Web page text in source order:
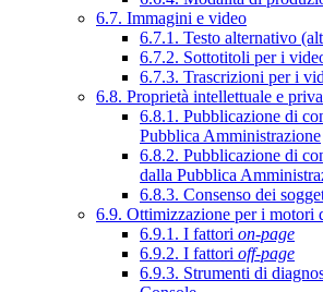
6.7. Immagini e video
6.7.1. Testo alternativo
6.7.2. Sottotitoli per i
6.7.3. Trascrizioni per i
6.8. Proprietà intellettuale e
6.8.1. Pubblicazione di
Pubblica Amministrazione
6.8.2. Pubblicazione di
dalla Pubblica
6.8.3. Consenso dei
6.9. Ottimizzazione per i motori
6.9.1. I fattori on-page
6.9.2. I fattori off-page
6.9.3. Strumenti di